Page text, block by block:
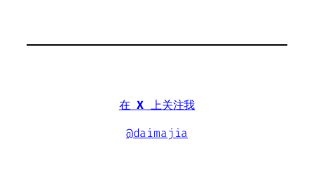
在X 上关注我
@daimajia